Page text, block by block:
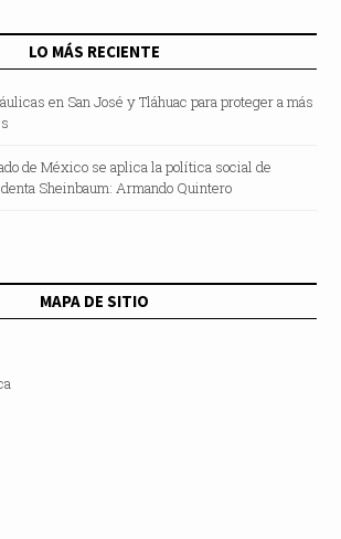
LO MÁS RECIENTE
en San José y Tláhuac para proteger a más
de México se aplica la política social de
Sheinbaum: Armando Quintero
MAPA DE SITIO